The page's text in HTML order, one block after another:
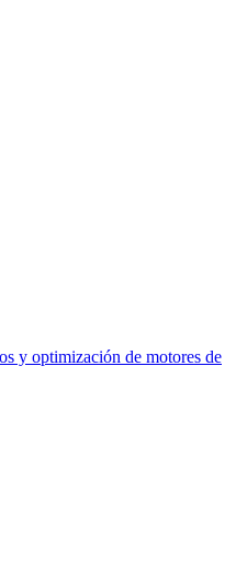
y optimización de motores de